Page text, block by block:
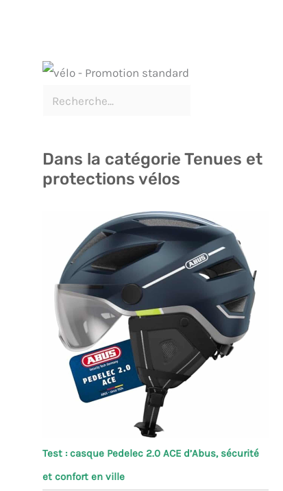
Dans la catégorie Tenues et
protections vélos
Test : casque Pedelec 2.0 ACE d’Abus, sécurité
et confort en ville